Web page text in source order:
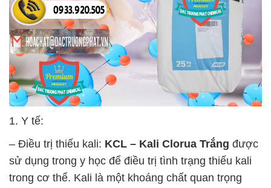
1. Y tế:
– Điều trị thiếu kali: KCL – Kali Clorua Trắng được
sử dụng trong y học để điều trị tình trạng thiếu kali
trong cơ thể. Kali là một khoáng chất quan trọng